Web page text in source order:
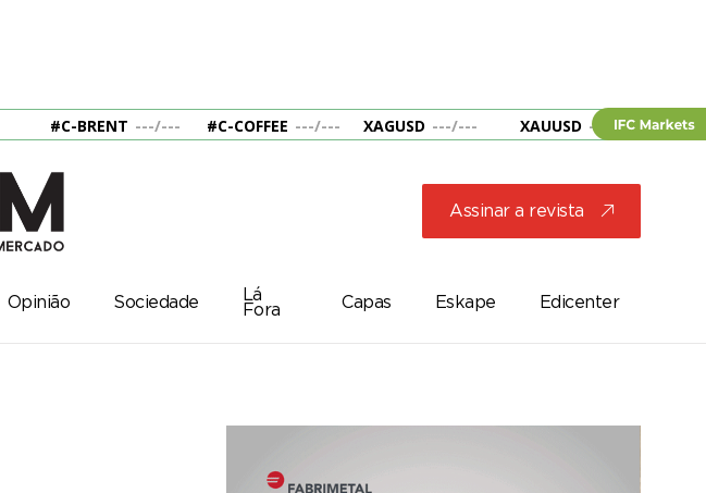
#C-BRENT ---/--- #C-COFFEE ---/--- XAGUSD ---/--- XAUUSD --- ---
Assinar a revista j
Opinião Sociedade
Lá
Fora
Capas Eskape Edicenter